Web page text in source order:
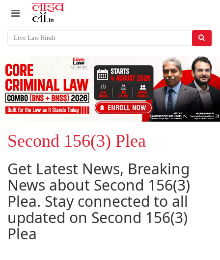
Second 156(3) Plea
Get Latest News, Breaking
News about Second 156(3)
Plea. Stay connected to all
updated on Second 156(3)
Plea